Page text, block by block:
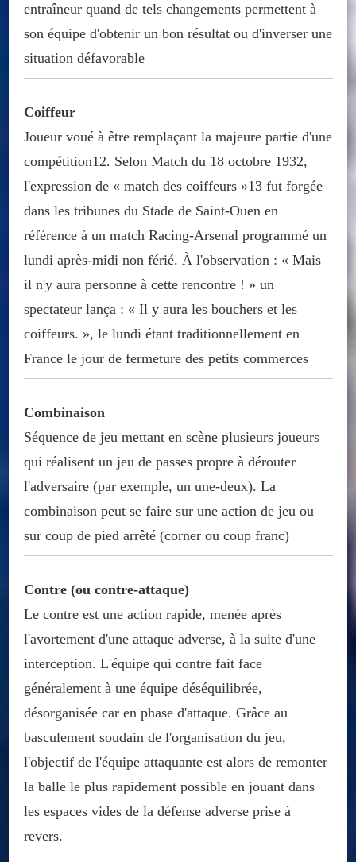
entraîneur quand de tels changements permettent à
son équipe d'obtenir un bon résultat ou d'inverser une
situation défavorable
Coiffeur
Joueur voué à être remplaçant la majeure partie d'une
compétition12. Selon Match du 18 octobre 1932,
l'expression de « match des coiffeurs »13 fut forgée
dans les tribunes du Stade de Saint-Ouen en
référence à un match Racing-Arsenal programmé un
lundi après-midi non férié. À l'observation : « Mais
il n'y aura personne à cette rencontre ! » un
spectateur lança : « Il y aura les bouchers et les
coiffeurs. », le lundi étant traditionnellement en
France le jour de fermeture des petits commerces
Combinaison
Séquence de jeu mettant en scène plusieurs joueurs
qui réalisent un jeu de passes propre à dérouter
l'adversaire (par exemple, un une-deux). La
combinaison peut se faire sur une action de jeu ou
sur coup de pied arrêté (corner ou coup franc)
Contre (ou contre-attaque)
Le contre est une action rapide, menée après
l'avortement d'une attaque adverse, à la suite d'une
interception. L'équipe qui contre fait face
généralement à une équipe déséquilibrée,
désorganisée car en phase d'attaque. Grâce au
basculement soudain de l'organisation du jeu,
l'objectif de l'équipe attaquante est alors de remonter
la balle le plus rapidement possible en jouant dans
les espaces vides de la défense adverse prise à
revers.